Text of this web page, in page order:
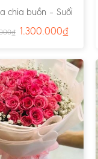
chia buồn – Suối
₫ 1.300.000₫